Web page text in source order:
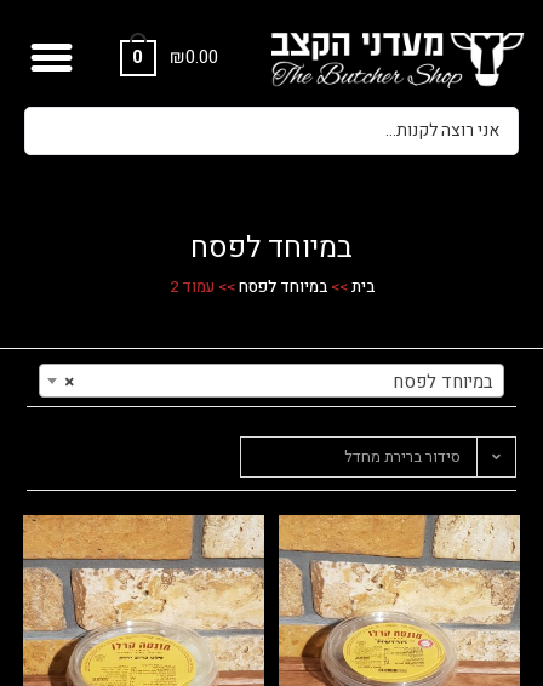
₪0.00
0
במיוחד לפסח
בית>>במיוחד לפסח>> עמוד 2
× במיוחד לפסח
סידור ברירת מחדל